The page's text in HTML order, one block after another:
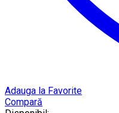
Adauga la Favorite
Compară